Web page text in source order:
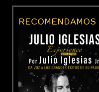
RECOMENDAMOS